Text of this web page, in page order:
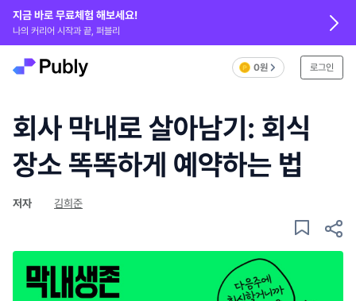
지금 바로 무료체험 해보세요!
나의 커리어 시작과 끝, 퍼블리
0원 로그인
회사 막내로 살아남기: 회식
장소 똑똑하게 예약하는 법
저자 김희준